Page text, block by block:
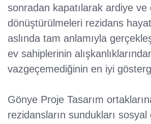
sonradan kapatılarak ardiye ve
dönüştürülmeleri rezidans
aslında tam anlamıyla
ev sahiplerinin
vazgeçemediğinin en iyi
Gönye Proje Tasarım
rezidansların sundukları sosyal